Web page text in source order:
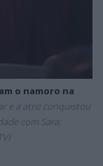
o namoro na
e a atriz conquistou
com Sara: